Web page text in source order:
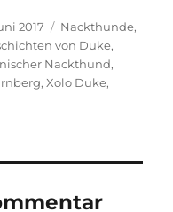
2017 Kategorien
Nackthunde,
von Duke,
Nackthund,
,Xolo Duke,